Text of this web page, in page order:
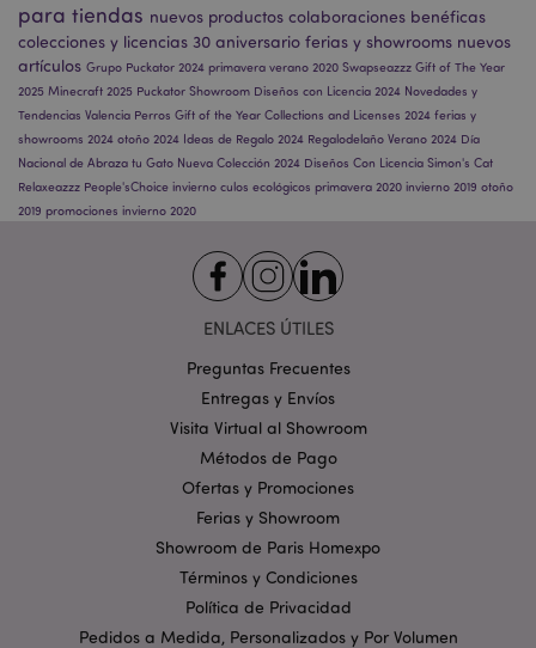
para tiendas nuevos productos colaboraciones benéficas
colecciones y licencias 30 aniversario ferias y showrooms nuevos
artículos Grupo Puckator 2024 primavera verano 2020 Swapseazzz Gift of The Year
2025 Minecraft 2025 Puckator Showroom Diseños con Licencia 2024 Novedades y
Tendencias Valencia Perros Gift of the Year Collections and Licenses 2024 ferias y
showrooms 2024 otoño 2024 Ideas de Regalo 2024 Regalodelaño Verano 2024 Día
Nacional de Abraza tu Gato Nueva Colección 2024 Diseños Con Licencia Simon's Cat
Relaxeazzz People'sChoice invierno culos ecológicos primavera 2020 invierno 2019 otoño
2019 promociones invierno 2020
ENLACES ÚTILES
Preguntas Frecuentes
Entregas y Envíos
Visita Virtual al Showroom
Métodos de Pago
Ofertas y Promociones
Ferias y Showroom
Showroom de Paris Homexpo
Términos y Condiciones
Política de Privacidad
Pedidos a Medida, Personalizados y Por Volumen
cookies estrictamente necesarias.
Nombre
Provider/
Dominio
_GRECAPTCHA
Google LLC
.google.com
mage-cache-storage
mage-cache-storage-section-
invalidation